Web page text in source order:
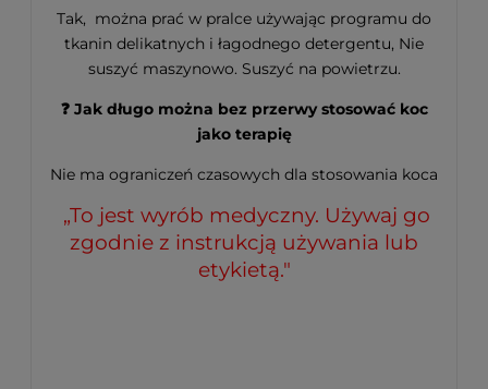
Tak, można prać w pralce używając programu do
tkanin delikatnych i łagodnego detergentu, Nie
suszyć maszynowo. Suszyć na powietrzu.
❓ Jak długo można bez przerwy stosować koc
jako terapię
Nie ma ograniczeń czasowych dla stosowania koca
„To jest wyrób medyczny. Używaj go
zgodnie z instrukcją używania lub
etykietą."